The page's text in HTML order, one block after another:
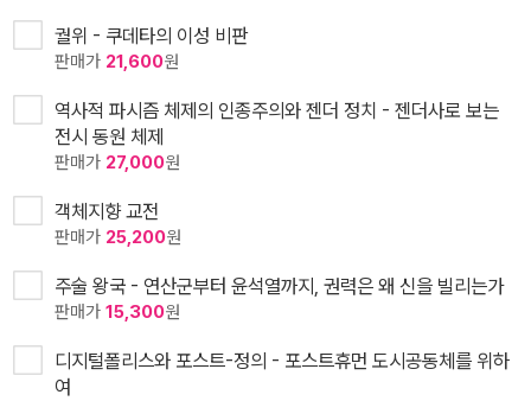
궐위 - 쿠데타의 이성 비판
판매가 21,600원
역사적 파시즘 체제의 인종주의와 젠더 정치 - 젠더사로 보는
전시 동원 체제
판매가 27,000원
객체지향 교전
판매가 25,200원
주술 왕국 - 연산군부터 윤석열까지, 권력은 왜 신을 빌리는가
판매가 15,300원
디지털폴리스와 포스트-정의 - 포스트휴먼 도시공동체를 위하
여